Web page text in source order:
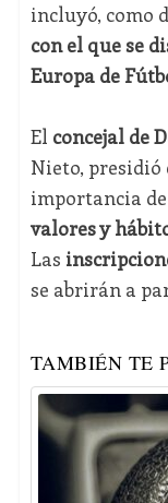
incluyó, como
con el que se
Europa de
El concejal de
Nieto, presidió
importancia
valores y
Las
se abrirán a
TAMBIÉN TE